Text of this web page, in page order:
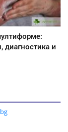
диагностика и